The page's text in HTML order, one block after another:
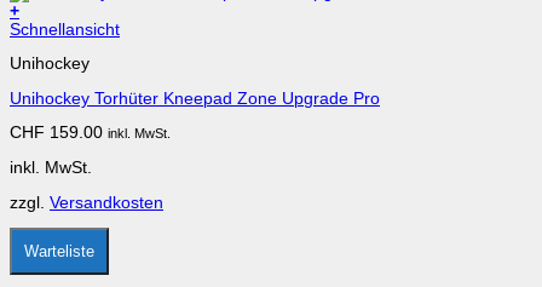
+
Dieses
weist
Varianten
Die
können
der
Produktseite
gewählt
Schnellansicht
Unihockey
Unihockey Torhüter Kneepad Zone Upgrade Pro
CHF 159.00 inkl. MwSt.
inkl. MwSt.
zzgl. Versandkosten
Warteliste